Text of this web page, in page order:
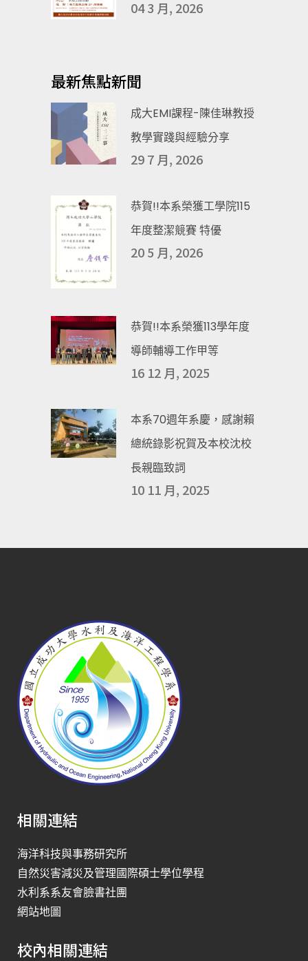
04 3 月, 2026
最新焦點新聞
成大EMI課程-陳佳琳教授
教學實踐與經驗分享
29 7 月, 2026
恭賀!!本系榮獲工學院115
年度整潔競賽 特優
20 5 月, 2026
恭賀!!本系榮獲113學年度
導師輔導工作甲等
16 12 月, 2025
本系70週年系慶，感謝賴
總統錄影祝賀及本校沈校
長親臨致詞
10 11 月, 2025
相關連結
海洋科技與事務研究所
自然災害減災及管理國際碩士學位學程
水利系系友會臉書社團
網站地圖
校內相關連結